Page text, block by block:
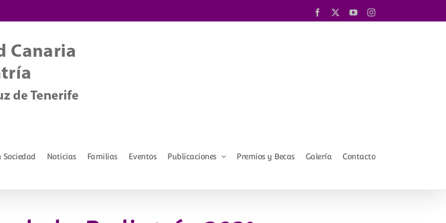
Facebook YouTubeInstagram
Sociedad Noticias Familias Eventos Publicaciones Premios y Becas Galería Contacto